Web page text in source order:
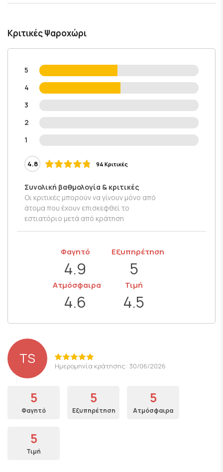
Κριτικές Ψαροχώρι
5
4
3
2
1
4.8 94 Κριτικές
Συνολική βαθμολογία & κριτικές
Οι κριτικές μπορούν να γίνουν μόνο από
άτομα που έχουν επισκεφθεί το
εστιατόριο μετά από κράτηση
Φαγητό
4.9
Εξυπηρέτηση
5
Ατμόσφαιρα
4.6
Τιμή
4.5
TS Ημερομηνία κράτησης: 30/06/2026
5
Φαγητό
5
Εξυπηρέτηση
5
Ατμόσφαιρα
5
Τιμή